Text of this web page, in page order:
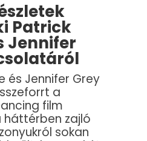
Patrick
Jennifer
és Jennifer Grey
a
film
háttérben zajló
sokan